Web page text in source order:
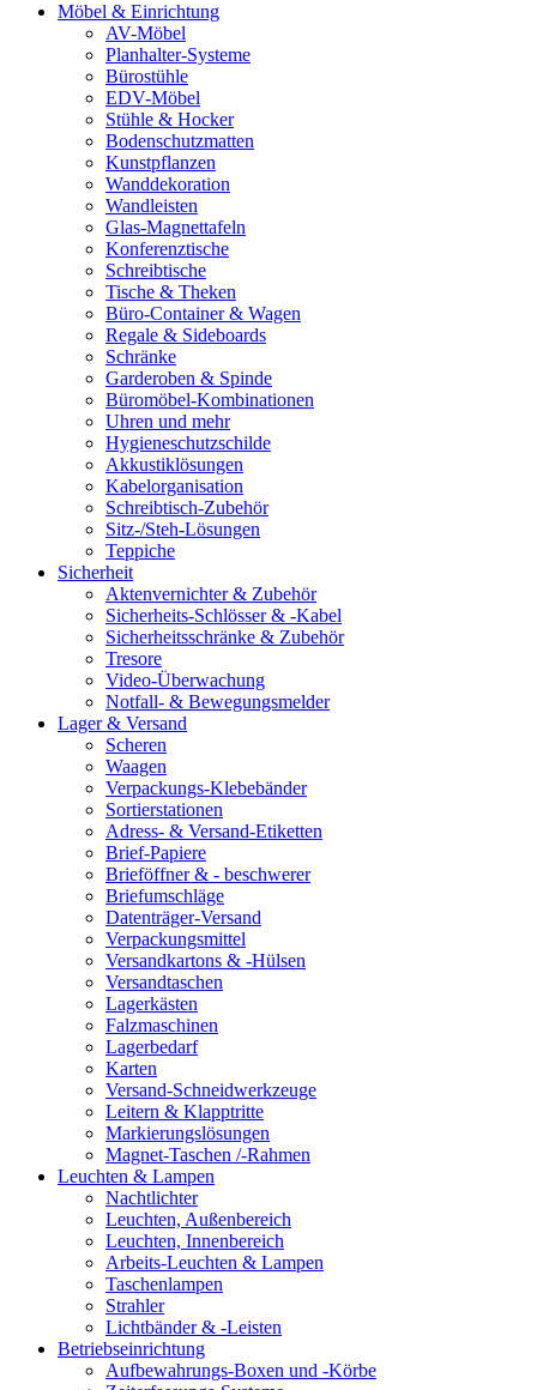
Möbel & Einrichtung
AV-Möbel
Planhalter-Systeme
Bürostühle
EDV-Möbel
Stühle & Hocker
Bodenschutzmatten
Kunstpflanzen
Wanddekoration
Wandleisten
Glas-Magnettafeln
Konferenztische
Schreibtische
Tische & Theken
Büro-Container & Wagen
Regale & Sideboards
Schränke
Garderoben & Spinde
Büromöbel-Kombinationen
Uhren und mehr
Hygieneschutzschilde
Akkustiklösungen
Kabelorganisation
Schreibtisch-Zubehör
Sitz-/Steh-Lösungen
Teppiche
Sicherheit
Aktenvernichter & Zubehör
Sicherheits-Schlösser & -Kabel
Sicherheitsschränke & Zubehör
Tresore
Video-Überwachung
Notfall- & Bewegungsmelder
Lager & Versand
Scheren
Waagen
Verpackungs-Klebebänder
Sortierstationen
Adress- & Versand-Etiketten
Brief-Papiere
Brieföffner & - beschwerer
Briefumschläge
Datenträger-Versand
Verpackungsmittel
Versandkartons & -Hülsen
Versandtaschen
Lagerkästen
Falzmaschinen
Lagerbedarf
Karten
Versand-Schneidwerkzeuge
Leitern & Klapptritte
Markierungslösungen
Magnet-Taschen /-Rahmen
Leuchten & Lampen
Nachtlichter
Leuchten, Außenbereich
Leuchten, Innenbereich
Arbeits-Leuchten & Lampen
Taschenlampen
Strahler
Lichtbänder & -Leisten
Betriebseinrichtung
Aufbewahrungs-Boxen und -Körbe